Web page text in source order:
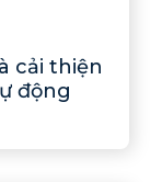
cải thiện
động